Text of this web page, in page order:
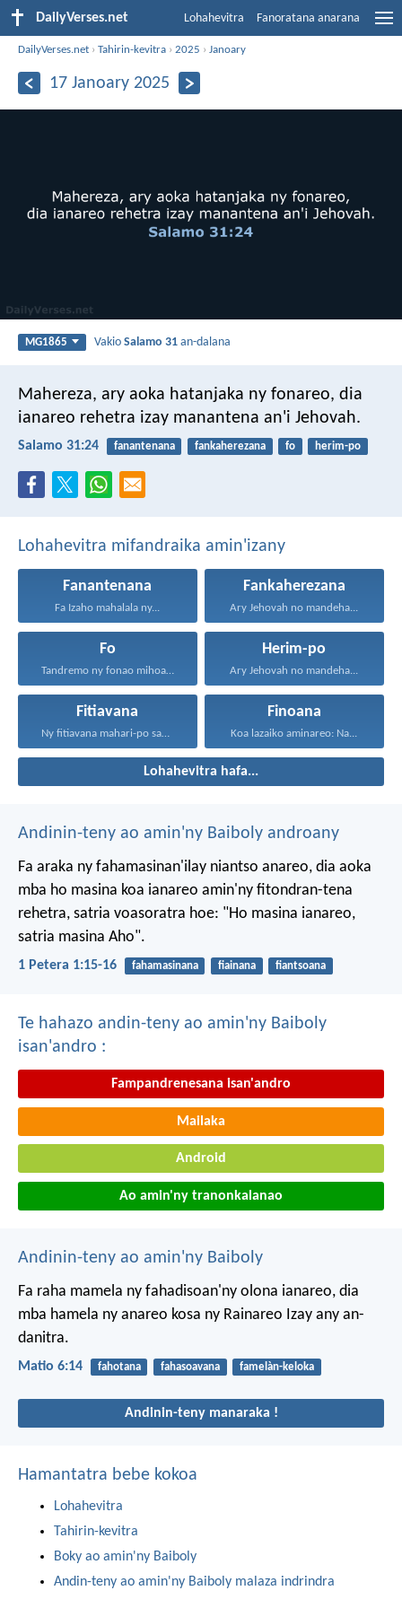
DailyVerses.net Lohahevitra Fanoratana anarana
DailyVerses.net ›Tahirin-kevitra ›2025 ›Janoary
17 Janoary 2025
MG1865 VakioSalamo 31 an-dalana
Mahereza, ary aoka hatanjaka ny fonareo, dia
ianareo rehetra izay manantena an'i Jehovah.
Salamo 31:24 fanantenana fankaherezana fo herim-po
Lohahevitra mifandraika amin'izany
Fanantenana
Fa Izaho mahalala ny...
Fankaherezana
Ary Jehovah no mandeha...
Fo
Tandremo ny fonao mihoatra...
Herim-po
Ary Jehovah no mandeha...
Fitiavana
Ny fitiavana mahari-po sady...
Finoana
Koa lazaiko aminareo: Na...
Lohahevitra hafa...
Andinin-teny ao amin'ny Baiboly androany
Fa araka ny fahamasinan'ilay niantso anareo, dia aoka
mba ho masina koa ianareo amin'ny fitondran-tena
rehetra, satria voasoratra hoe: "Ho masina ianareo,
satria masina Aho".
1 Petera 1:15-16 fahamasinana fiainana fiantsoana
Te hahazo andin-teny ao amin'ny Baiboly
isan'andro :
Fampandrenesana isan'andro
Mailaka
Android
Ao amin'ny tranonkalanao
Andinin-teny ao amin'ny Baiboly
Fa raha mamela ny fahadisoan'ny olona ianareo, dia
mba hamela ny anareo kosa ny Rainareo Izay any an-
danitra.
Matio 6:14 fahotana fahasoavana famelàn-keloka
Andinin-teny manaraka !
Hamantatra bebe kokoa
Lohahevitra
Tahirin-kevitra
Boky ao amin'ny Baiboly
Andin-teny ao amin'ny Baiboly malaza indrindra